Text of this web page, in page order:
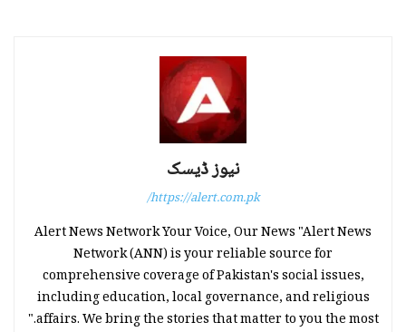
نیوز ڈیسک
https://alert.com.pk/
Alert News Network Your Voice, Our News "Alert News
Network (ANN) is your reliable source for
comprehensive coverage of Pakistan's social issues,
including education, local governance, and religious
affairs. We bring the stories that matter to you the most."